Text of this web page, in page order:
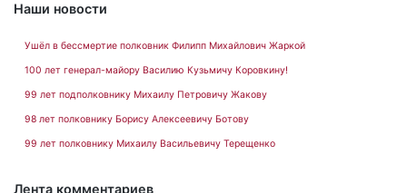
Наши новости
Ушёл в бессмертие полковник Филипп Михайлович Жаркой
100 лет генерал-майору Василию Кузьмичу Коровкину!
99 лет подполковнику Михаилу Петровичу Жакову
98 лет полковнику Борису Алексеевичу Ботову
99 лет полковнику Михаилу Васильевичу Терещенко
Лента комментариев